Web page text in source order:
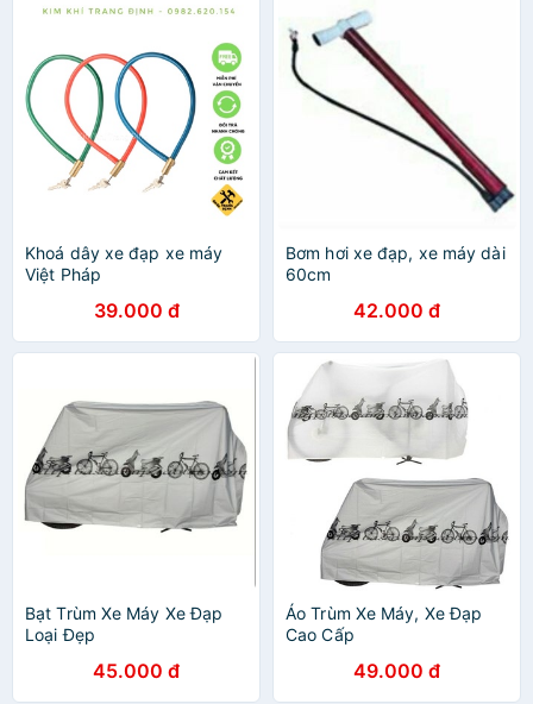
Khoá dây xe đạp xe máy
Việt Pháp
39.000 đ
Bơm hơi xe đạp, xe máy dài
60cm
42.000 đ
Bạt Trùm Xe Máy Xe Đạp
Loại Đẹp
45.000 đ
Áo Trùm Xe Máy, Xe Đạp
Cao Cấp
49.000 đ